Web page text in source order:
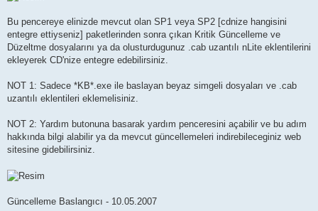
Bu pencereye elinizde mevcut olan SP1 veya SP2 [cdnize hangisini
entegre ettiyseniz] paketlerinden sonra çıkan Kritik Güncelleme ve
Düzeltme dosyalarını ya da olusturdugunuz .cab uzantılı nLite eklentilerini
ekleyerek CD'nize entegre edebilirsiniz.
NOT 1: Sadece *KB*.exe ile baslayan beyaz simgeli dosyaları ve .cab
uzantılı eklentileri eklemelisiniz.
NOT 2: Yardım butonuna basarak yardım penceresini açabilir ve bu adım
hakkında bilgi alabilir ya da mevcut güncellemeleri indirebileceginiz web
sitesine gidebilirsiniz.
Güncelleme Baslangıcı - 10.05.2007